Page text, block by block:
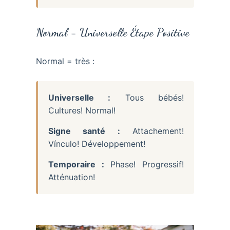
Normal = Universelle Étape Positive
Normal = très :
Universelle : Tous bébés!
Cultures! Normal!
Signe santé : Attachement!
Vínculo! Développement!
Temporaire : Phase! Progressif!
Atténuation!